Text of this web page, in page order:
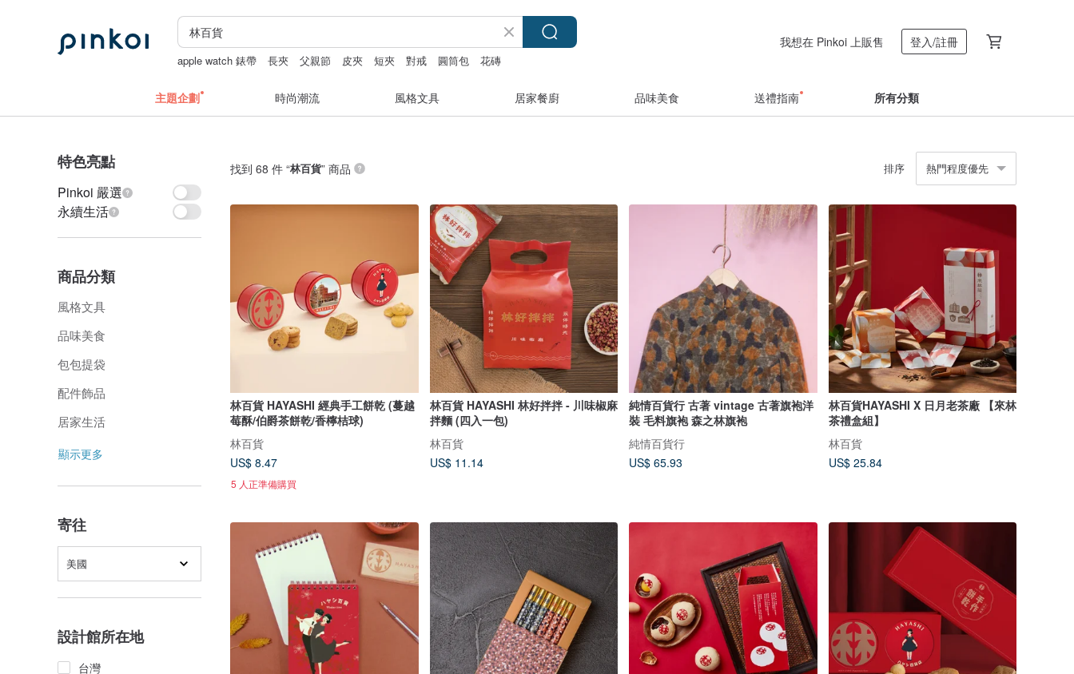
apple watch 錶帶 長夾 父親節 皮夾 短夾 對戒 圓筒包 花磚
我想在 Pinkoi 上販售 登入/註冊
主題企劃 時尚潮流 風格文具 居家餐廚 品味美食 送禮指南 所有分類
特色亮點
Pinkoi 嚴選
永續生活
商品分類
風格文具
品味美食
包包提袋
配件飾品
居家生活
顯示更多
寄往
美國
設計館所在地
台灣
找到 68 件 “林百貨” 商品 排序 熱門程度優先
林百貨 HAYASHI 經典手工餅乾 (蔓越
莓酥/伯爵茶餅乾/香檸桔球)
林百貨
US$ 8.47
5 人正準備購買
林百貨 HAYASHI 林好拌拌 - 川味椒麻
拌麵 (四入一包)
林百貨
US$ 11.14
純情百貨行 古著 vintage 古著旗袍洋
裝 毛料旗袍 森之林旗袍
純情百貨行
US$ 65.93
林百貨HAYASHI X 日月老茶廠 【來林
茶禮盒組】
林百貨
US$ 25.84